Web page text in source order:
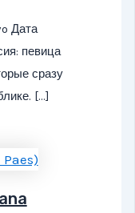
Дата
певица
сразу
[…]